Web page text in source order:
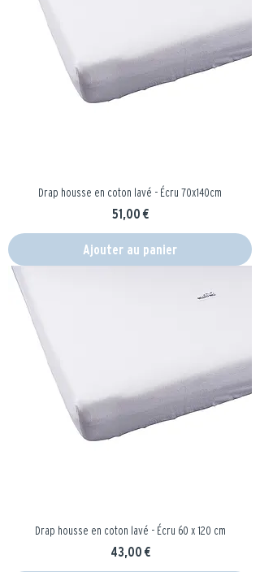
Drap housse en coton lavé - Écru 70x140cm
Prix
51,00 €
Ajouter au panier
Drap housse en coton lavé - Écru 60 x 120 cm
Prix
43,00 €